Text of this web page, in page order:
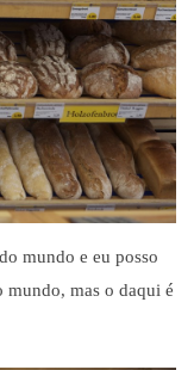
mundo e eu posso
mundo, mas o daqui é